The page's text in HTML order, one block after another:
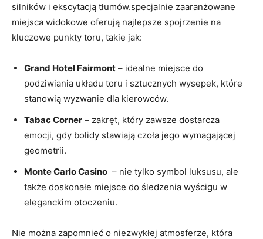
silników i ekscytacją tłumów.specjalnie zaaranżowane
miejsca widokowe oferują najlepsze spojrzenie na
kluczowe punkty toru, takie ⁢jak:
Grand ‍Hotel Fairmont –‍ idealne miejsce‌ do
podziwiania układu toru i sztucznych wysepek, ‌które
stanowią wyzwanie ⁤dla kierowców.
Tabac Corner –⁤ zakręt, ‌który zawsze dostarcza
emocji, gdy bolidy stawiają czoła jego wymagającej
geometrii.
Monte Carlo Casino ⁤ – nie tylko symbol luksusu, ale
także doskonałe miejsce do⁣ śledzenia⁣ wyścigu ​w
⁢eleganckim otoczeniu.
Nie można⁤ zapomnieć o niezwykłej atmosferze, która